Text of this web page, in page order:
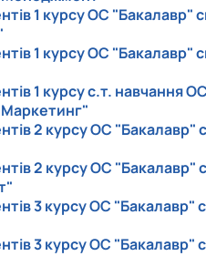
1 курсу ОС "Бакалавр"
1 курсу ОС "Бакалавр"
1 курсу с.т. навчання
2 курсу ОС "Бакалавр" с
2 курсу ОС "Бакалавр" с
3 курсу ОС "Бакалавр" с
3 курсу ОС "Бакалавр" с